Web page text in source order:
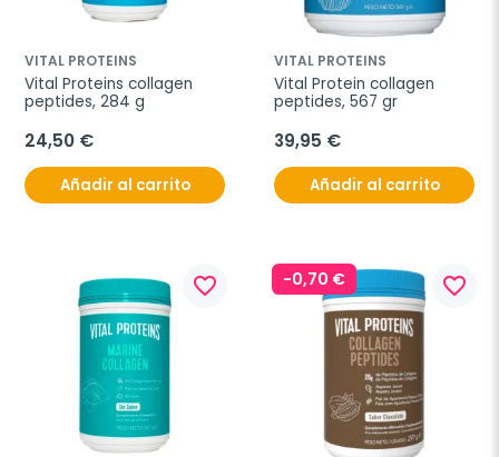
VITAL PROTEINS
Vital Proteins collagen
peptides, 284 g
24,50 €
Añadir al carrito
VITAL PROTEINS
Vital Protein collagen
peptides, 567 gr
39,95 €
Añadir al carrito
favorite_border -0,70 € favorite_border